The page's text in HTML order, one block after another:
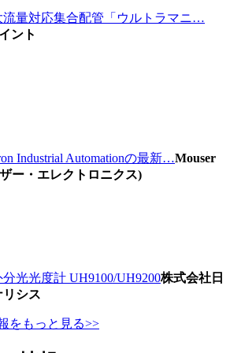
量対応集合配管「ウルトラマニ…
ント
Industrial Automationの最新…Mouser
ー・エレクトロニクス)
光光度計 UH9100/UH9200株式会社日
リシス
をもっと見る>>